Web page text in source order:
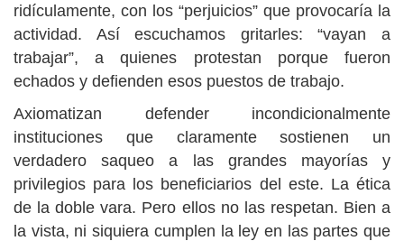
ridículamente, con los “perjuicios” que provocaría la
actividad. Así escuchamos gritarles: “vayan a
trabajar”, a quienes protestan porque fueron
echados y defienden esos puestos de trabajo.
Axiomatizan defender incondicionalmente
instituciones que claramente sostienen un
verdadero saqueo a las grandes mayorías y
privilegios para los beneficiarios del este. La ética
de la doble vara. Pero ellos no las respetan. Bien a
la vista, ni siquiera cumplen la ley en las partes que